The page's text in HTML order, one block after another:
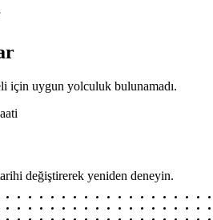
için uygun yolculuk bulunamadı.
değiştirerek yeniden deneyin.